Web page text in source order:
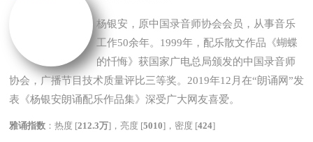
杨银安，原中国录音师协会会员，从事音乐
工作50余年。1999年，配乐散文作品《蝴蝶
的忏悔》获国家广电总局颁发的中国录音师
协会，广播节目技术质量评比三等奖。2019年12月在“朗诵网”发
表《杨银安朗诵配乐作品集》深受广大网友喜爱。
雅诵指数 ：热度 [212.3万]，亮度 [5010]，密度 [424]